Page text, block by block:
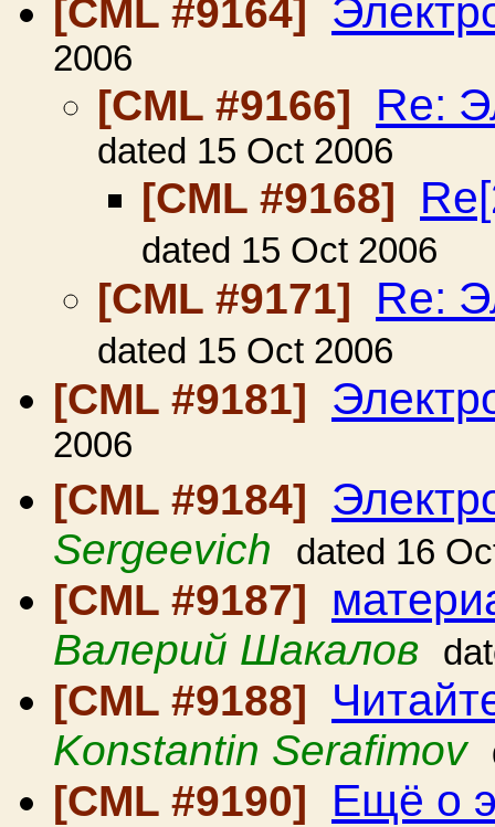
[CML #9164]
2006
[CML #9166] Re:
dated 15 Oct 2006
[CML #9168]
dated 15 Oct 2006
[CML #9171] Re:
dated 15 Oct 2006
[CML #9181]
2006
[CML #9184]
Sergeevich dated 16
[CML #9187]
Валерий Шакалов
[CML #9188]
Konstantin Serafimov
[CML #9190] Ещё о